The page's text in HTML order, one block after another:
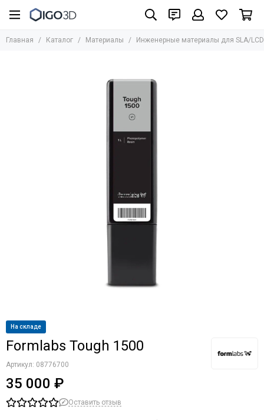
Материалы
Инженерные материалы для SLA/LCD/DLP
Фотополимеры для юверирного дела
Медицинские материалы
Главная Каталог Материалы Инженерные материалы для SLA/
На складе
Formlabs Tough 1500
Артикул: 08776700
35 000 ₽
Оставить отзыв